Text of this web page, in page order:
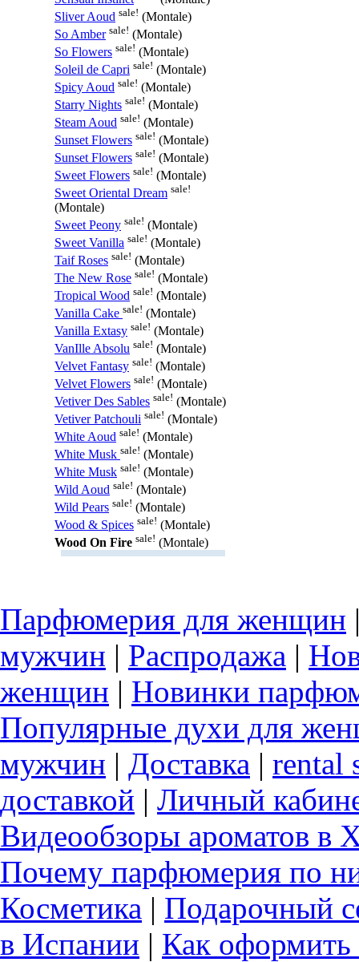
Sliver Aoud sale! (Montale)
So Amber sale! (Montale)
So Flowers sale! (Montale)
Soleil de Capri sale! (Montale)
Spicy Aoud sale! (Montale)
Starry Nights sale! (Montale)
Steam Aoud sale! (Montale)
Sunset Flowers sale! (Montale)
Sunset Flowers sale! (Montale)
Sweet Flowers sale! (Montale)
Sweet Oriental Dream sale!
(Montale)
Sweet Peony sale! (Montale)
Sweet Vanilla sale! (Montale)
Taif Roses sale! (Montale)
The New Rose sale! (Montale)
Tropical Wood sale! (Montale)
Vanilla Cake sale! (Montale)
Vanilla Extasy sale! (Montale)
VanIlle Absolu sale! (Montale)
Velvet Fantasy sale! (Montale)
Velvet Flowers sale! (Montale)
Vetiver Des Sables sale! (Montale)
Vetiver Patchouli sale! (Montale)
White Aoud sale! (Montale)
White Musk sale! (Montale)
White Musk sale! (Montale)
Wild Aoud sale! (Montale)
Wild Pears sale! (Montale)
Wood & Spices sale! (Montale)
Wood On Fire sale! (Montale)
Парфюмерия для женщин
мужчин | Распродажа |
женщин | Новинки
Популярные духи для
мужчин | Доставка | rental
доставкой | Личный
Видеообзоры ароматов в
Почему парфюмерия по
Косметика | Подарочный
в Испании | Как оформить